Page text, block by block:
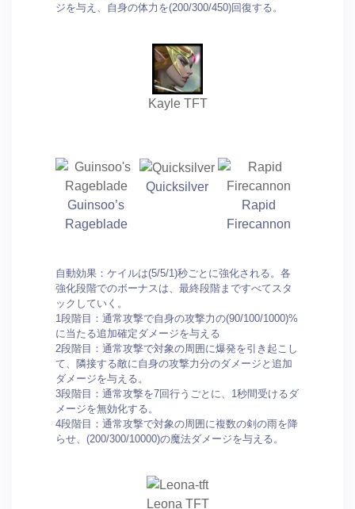
ジを与え、自身の体力を(200/300/450)回復する。
Kayle TFT
Guinsoo’s
Rageblade
Quicksilver
Rapid
Firecannon
自動効果：ケイルは(5/5/1)秒ごとに強化される。各
強化段階でのボーナスは、最終段階まですべてスタ
ックしていく。
1段階目：通常攻撃で自身の攻撃力の(90/100/1000)%
に当たる追加確定ダメージを与える
2段階目：通常攻撃で対象の周囲に爆発を引き起こし
て、隣接する敵に自身の攻撃力分のダメージと追加
ダメージを与える。
3段階目：通常攻撃を7回行うごとに、1秒間受けるダ
メージを無効化する。
4段階目：通常攻撃で対象の周囲に複数の剣の雨を降
らせ、(200/300/10000)の魔法ダメージを与える。
Leona TFT